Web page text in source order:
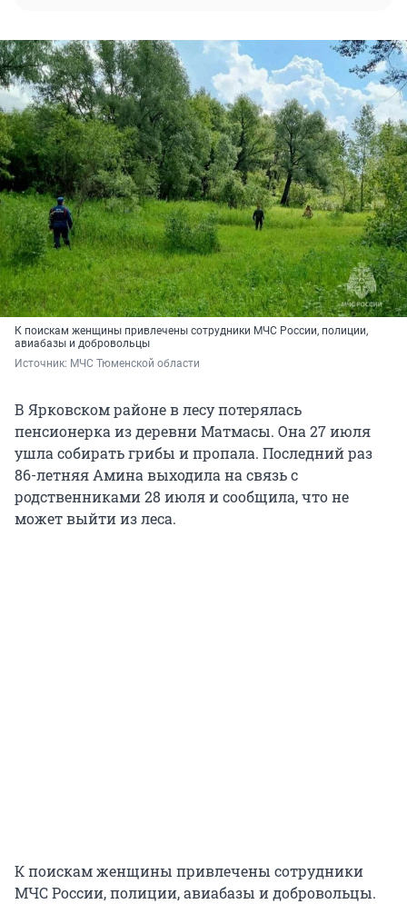
К поискам женщины привлечены сотрудники МЧС России, полиции,
авиабазы и добровольцы
Источник: МЧС Тюменской области
В Ярковском районе в лесу потерялась
пенсионерка из деревни Матмасы. Она 27 июля
ушла собирать грибы и пропала. Последний раз
86-летняя Амина выходила на связь с
родственниками 28 июля и сообщила, что не
может выйти из леса.
К поискам женщины привлечены сотрудники
МЧС России, полиции, авиабазы и добровольцы.